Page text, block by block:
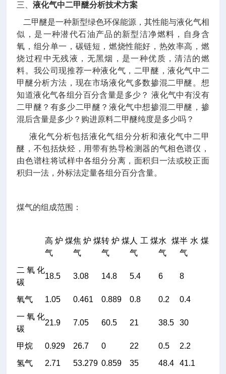
三、液化气中二甲醚分析技术方案
二甲醚是一种新型绿色环保能源，其性能与液化气相
似，是一种潜代石油产品的新型洁净燃料，自身含
氧，组分单一，碳链短，燃烧性能好，热效率高，燃
烧过程中无残液，无黑烟，是一种优质，清洁的燃
料。我公司现推荐一种液化气，二甲醚，液化气中二
甲醚分析方法，现在市场液化气多数掺混二甲醚。想
知道液化气各组分百分含量是多少？ 液化气中有没有
二甲醚？有多少二甲醚？液化气中想掺混二甲醚，掺
混后含量是多少？购进原料二甲醚纯度是多少吗？
液化气分析包括液化气组分分析和液化气中二甲
醚，不包括炔烃，用带有热导检测器的气相色谱仪，
由色谱柱将试样中各组分分离，面积归一法或校正面
积归一法，外标法定量各组分百分含量。
煤气的组成范围：
高炉煤
气
焦炉煤
气
转炉煤
气
人工煤
气
水煤
气
半水煤
气
二氧化
碳
18.5 3.08 14.8 5.4 6 8
氧气 1.05 0.461 0.889 0.8 0.2
0.4
一氧化
碳
21.9 7.05 60.5 21 38.5 30
甲烷 0.929 26.7 0 22 0.5
2.2
氢气
2.71 53.279 0.859 35 48.4
41.1